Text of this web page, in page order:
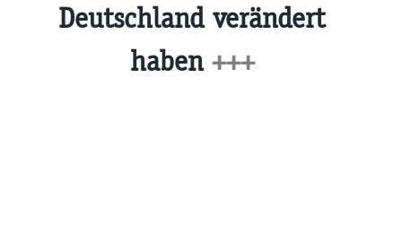
Deutschland verändert
haben +++